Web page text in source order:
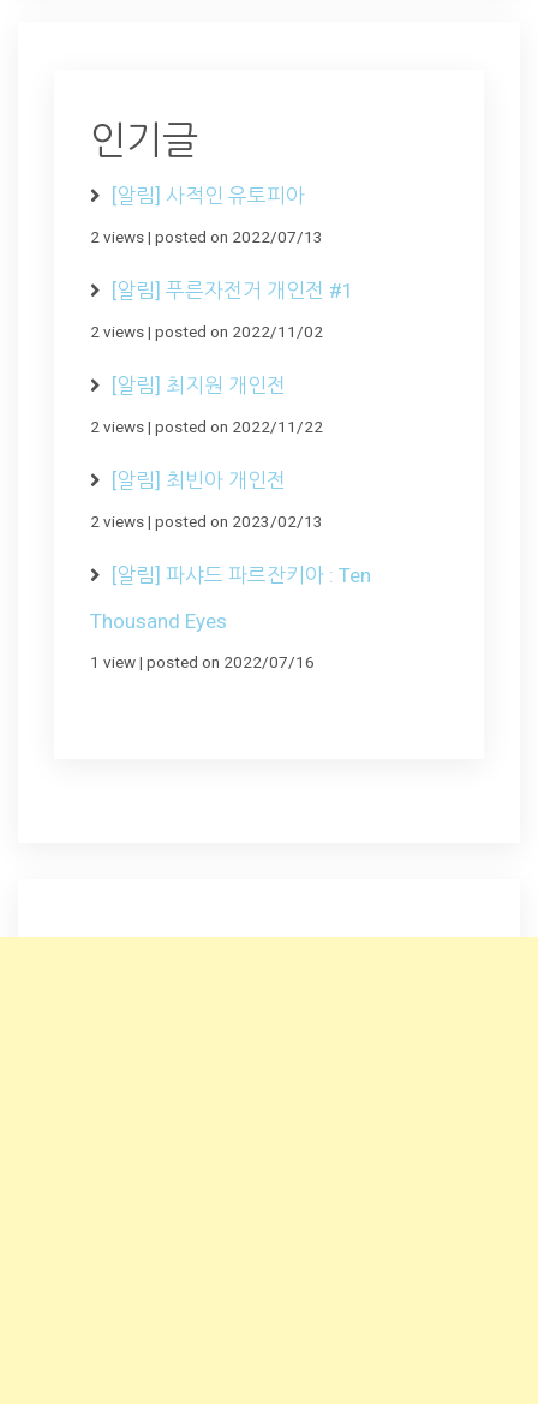
인기글
[알림] 사적인 유토피아
2 views| posted on 2022/07/13
[알림] 푸른자전거 개인전 #1
2 views| posted on 2022/11/02
[알림] 최지원 개인전
2 views| posted on 2022/11/22
[알림] 최빈아 개인전
2 views| posted on 2023/02/13
[알림] 파샤드 파르잔키아 : Ten
Thousand Eyes
1 view| posted on 2022/07/16